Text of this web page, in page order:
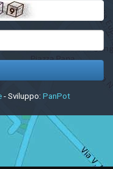
- Sviluppo: PanPot